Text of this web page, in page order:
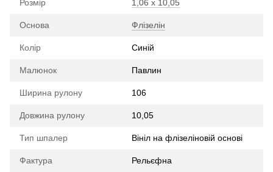
Розмір 1,06 х 10,05
Основа Флізелін
Колір Синій
Малюнок Павлин
Ширина рулону 106
Довжина рулону 10,05
Тип шпалер Вініл на флізеліновій основі
Фактура Рельєфна